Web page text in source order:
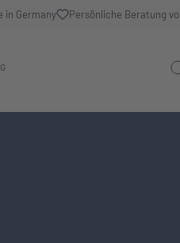
in Germany Persönliche Beratung